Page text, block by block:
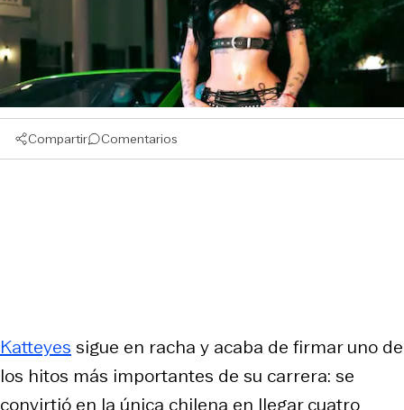
Compartir Comentarios
Katteyes sigue en racha y acaba de firmar uno de
los hitos más importantes de su carrera: se
convirtió en la única chilena en llegar cuatro